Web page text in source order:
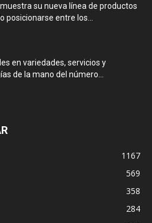
su nueva línea de productos
posicionarse entre los...
en variedades, servicios y
de la mano del número...
1167
569
358
284